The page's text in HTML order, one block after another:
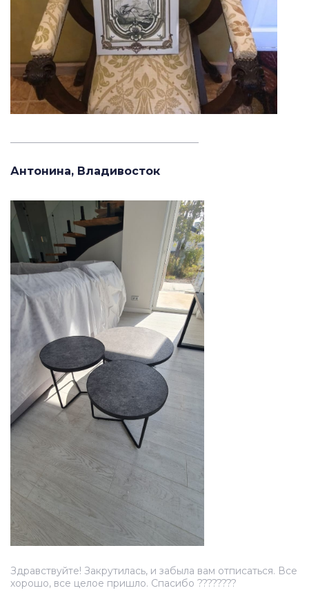
Антонина, Владивосток
Здравствуйте! Закрутилась, и забыла вам отписаться. Все
хорошо, все целое пришло. Спасибо ????????